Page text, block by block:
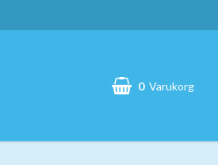
0 Varukorg